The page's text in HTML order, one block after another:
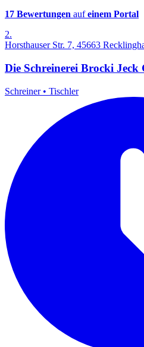
17 Bewertungen aufeinem Portal
2.
Horsthauser Str. 7, 45663
Die Schreinerei Brocki Jeck
Schreiner • Tischler